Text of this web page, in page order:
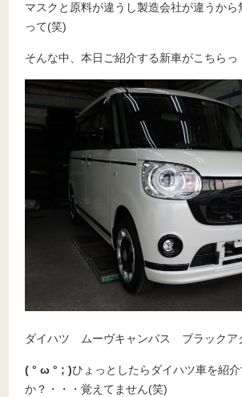
マスクと原料が違うし製造会社が違うから
って(笑)
そんな中、本日ご紹介する新車がこちらっ
ダイハツ ムーヴキャンバス ブラックア
( ° ω ° ; )ひょっとしたらダイハツ車を紹
か？・・・覚えてません(笑)